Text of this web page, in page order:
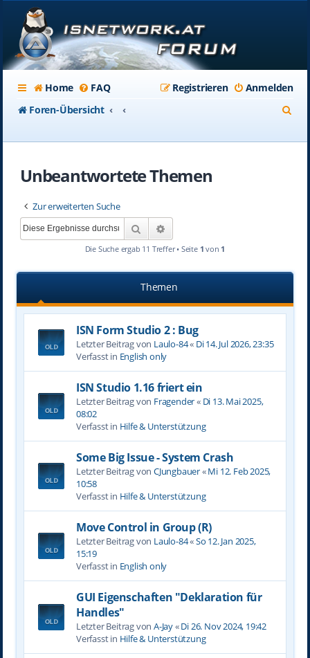
Home FAQ Anmelden
Registrieren
Foren-Übersicht
Unbeantwortete Themen
Zur erweiterten Suche
Suche
Die Suche ergab 11 Treffer • Seite 1 von 1
Themen
ISN Form Studio 2 : Bug
Letzter Beitrag von Laulo-84« Di 14. Jul 2026, 23:35
Verfasst in English only
ISN Studio 1.16 friert ein
Letzter Beitrag von Fragender« Di 13. Mai 2025,
08:02
Verfasst in Hilfe & Unterstützung
Some Big Issue - System Crash
Letzter Beitrag von CJungbauer«Mi 12. Feb 2025,
10:58
Verfasst in Hilfe & Unterstützung
Move Control in Group (R)
Letzter Beitrag von Laulo-84«So 12. Jan 2025,
15:19
Verfasst in English only
GUI Eigenschaften "Deklaration für
Handles"
Letzter Beitrag von A-Jay«Di 26. Nov 2024, 19:42
Verfasst in Hilfe & Unterstützung